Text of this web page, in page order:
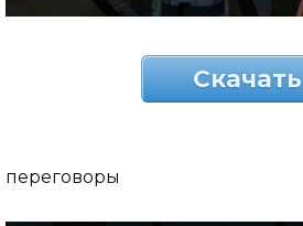
Скачать
переговоры